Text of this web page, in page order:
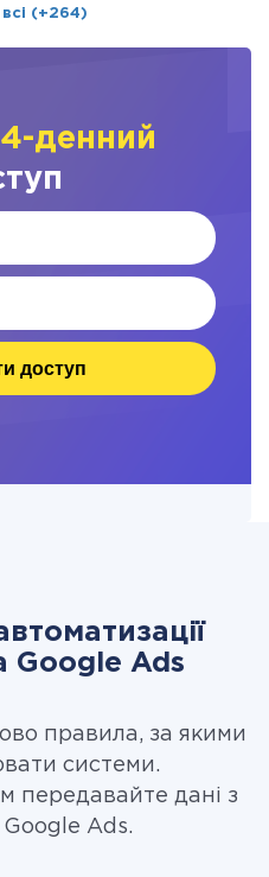
(+264)
денний
доступ
Google Ads
правила, за якими
системи.
передавайте дані з
Google Ads.